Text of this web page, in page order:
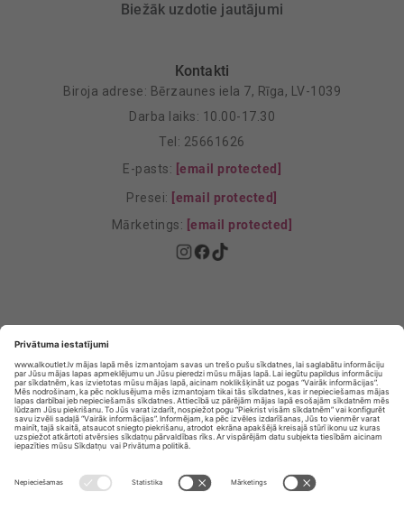
Biežāk uzdotie jautājumi
Kontakti
Biroja adrese: Bērzaunes iela 7, Rīga, LV-1039
Darba laiks: 10.00-17.30
Tel: 25661626
E-pasts: [email protected]
Presei: [email protected]
Mārketings: [email protected]
Privātuma Iestatījumi
E-veikala lietošanas noteikumi